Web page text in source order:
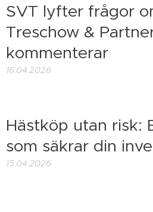
SVT lyfter frågor
Treschow &
kommenterar
16.04.2026
Hästköp utan risk:
som säkrar din
15.04.2026